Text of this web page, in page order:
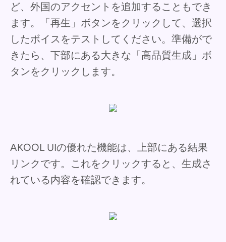
ど、外国のアクセントを追加することもでき
ます。「再生」ボタンをクリックして、選択
したボイスをテストしてください。準備がで
きたら、下部にある大きな「高品質生成」ボ
タンをクリックします。
AKOOL UIの優れた機能は、上部にある結果
リンクです。これをクリックすると、生成さ
れている内容を確認できます。